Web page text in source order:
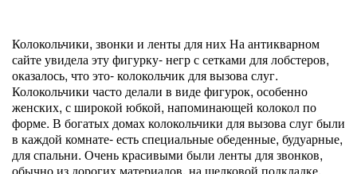
Колокольчики, звонки и ленты для них На антикварном
сайте увидела эту фигурку- негр с сетками для лобстеров,
оказалось, что это- колокольчик для вызова слуг.
Колокольчики часто делали в виде фигурок, особенно
женских, с широкой юбкой, напоминающей колокол по
форме. В богатых домах колокольчики для вызова слуг были
в каждой комнате- есть специальные обеденные, будуарные,
для спальни. Очень красивыми были ленты для звонков,